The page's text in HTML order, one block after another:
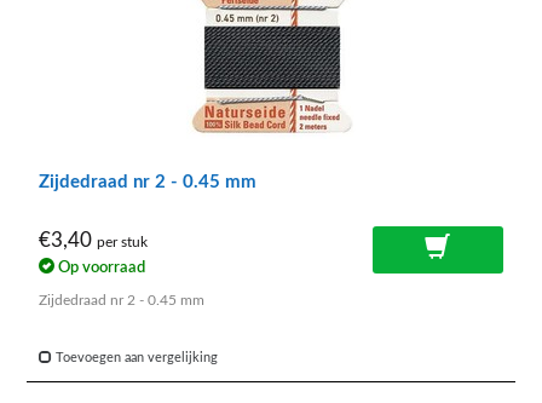
Zijdedraad nr 2 - 0.45 mm
€3,40 per stuk
Op voorraad
Zijdedraad nr 2 - 0.45 mm
Toevoegen aan vergelijking